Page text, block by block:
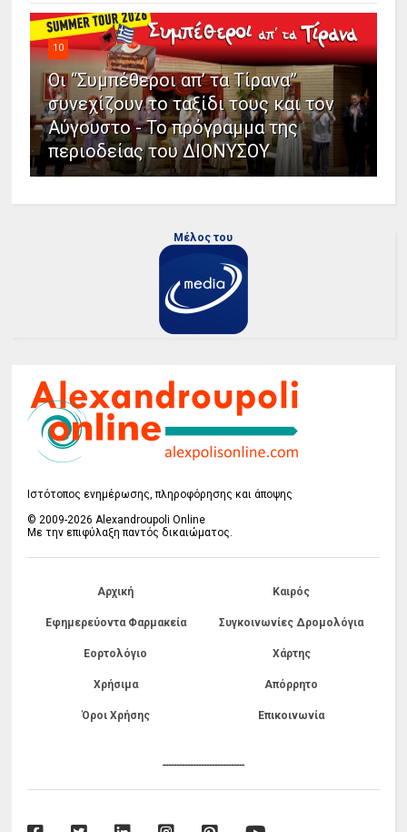
10
Οι “Συμπέθεροι απ’ τα Τίρανα”
συνεχίζουν το ταξίδι τους και τον
Αύγουστο - Το πρόγραμμα της
περιοδείας του ΔΙΟΝΥΣΟΥ
Μέλος του
Ιστότοπος ενημέρωσης, πληροφόρησης και άποψης
© 2009-2026 Alexandroupoli Online
Με την επιφύλαξη παντός δικαιώματος.
Αρχική Καιρός
Εφημερεύοντα Φαρμακεία Συγκοινωνίες Δρομολόγια
Εορτολόγιο Χάρτης
Χρήσιμα Απόρρητο
Όροι Χρήσης Επικοινωνία
------------------------------